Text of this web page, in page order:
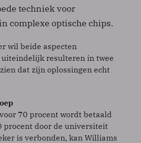
techniek voor
complexe optische chips.
wil beide aspecten
uiteindelijk resulteren in twee
dat zijn oplossingen echt
70 procent wordt betaald
procent door de universiteit
is verbonden, kan Williams